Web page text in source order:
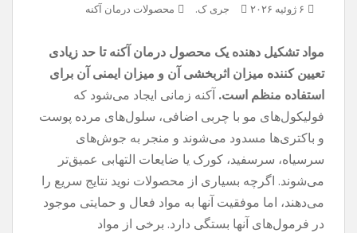
۶ ژوئیه ۲۰۲۶ جری ک. محصولات درمان آکنه
مواد تشکیل دهنده یک محصول درمان آکنه تا حد زیادی
تعیین کننده میزان اثربخشی آن و میزان ایمنی آن برای
استفاده منظم است.آکنه زمانی ایجاد می‌شود که
فولیکول‌های مو با چربی اضافی، سلول‌های مرده پوست
و باکتری‌ها مسدود می‌شوند و منجر به جوش‌های
سرسیاه، سرسفید، کورک یا ضایعات التهابی عمیق‌تر
می‌شوند. اگرچه بسیاری از محصولات نوید نتایج سریع را
می‌دهند، اما موفقیت آنها به مواد فعال و حمایتی موجود
در فرمول‌های آنها بستگی دارد. برخی از مواد